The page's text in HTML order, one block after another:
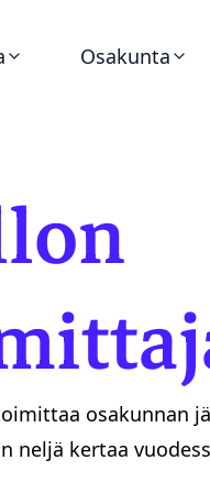
Osakunta
Historia
Dokumentit
osakunnan
neljä kertaa